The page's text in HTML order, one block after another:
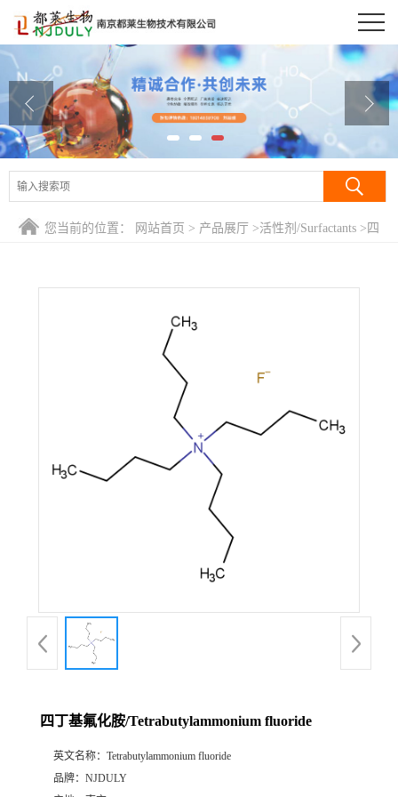
公司首页
公司介绍
公司动态
产品展厅
证书荣誉
您当前的位置： 网站首页 > 产品展厅 >活性剂/Surfactants > 四
四丁基氟化胺/Tetrabutylammonium fluoride
英文名称： Tetrabutylammonium fluoride
品牌： NJDULY